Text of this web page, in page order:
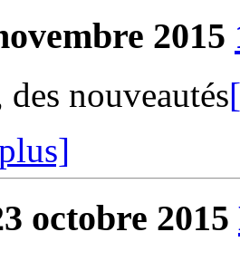
2015
nouveautés
octobre 2015